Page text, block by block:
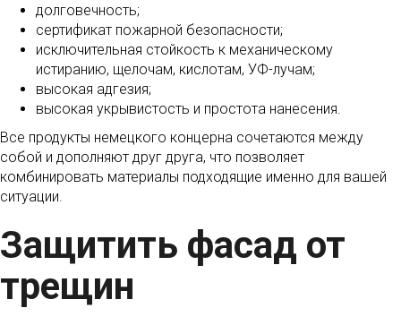
долговечность;
сертификат пожарной безопасности;
исключительная стойкость к механическому
истиранию, щелочам, кислотам, УФ-лучам;
высокая адгезия;
высокая укрывистость и простота нанесения.
Все продукты немецкого концерна сочетаются между
собой и дополняют друг друга, что позволяет
комбинировать материалы подходящие именно для вашей
ситуации.
Защитить фасад от
трещин